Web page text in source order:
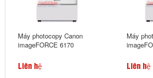
Máy photocopy Canon
imageFORCE 6170
Liên hệ
Máy
Liên hệ